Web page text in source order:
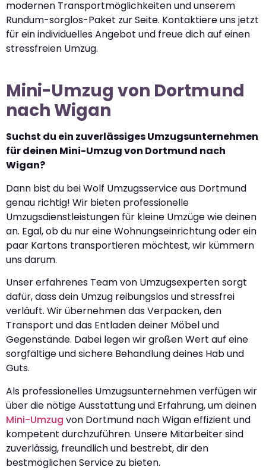
modernen Transportmöglichkeiten und unserem
Rundum-sorglos-Paket zur Seite. Kontaktiere uns jetzt
für ein individuelles Angebot und freue dich auf einen
stressfreien Umzug.
Mini-Umzug von Dortmund
nach Wigan
Suchst du ein zuverlässiges Umzugsunternehmen
für deinen Mini-Umzug von Dortmund nach
Wigan?
Dann bist du bei Wolf Umzugsservice aus Dortmund
genau richtig! Wir bieten professionelle
Umzugsdienstleistungen für kleine Umzüge wie deinen
an. Egal, ob du nur eine Wohnungseinrichtung oder ein
paar Kartons transportieren möchtest, wir kümmern
uns darum.
Unser erfahrenes Team von Umzugsexperten sorgt
dafür, dass dein Umzug reibungslos und stressfrei
verläuft. Wir übernehmen das Verpacken, den
Transport und das Entladen deiner Möbel und
Gegenstände. Dabei legen wir großen Wert auf eine
sorgfältige und sichere Behandlung deines Hab und
Guts.
Als professionelles Umzugsunternehmen verfügen wir
über die nötige Ausstattung und Erfahrung, um deinen
Mini-Umzug von Dortmund nach Wigan effizient und
kompetent durchzuführen. Unsere Mitarbeiter sind
zuverlässig, freundlich und bestrebt, dir den
bestmöglichen Service zu bieten.